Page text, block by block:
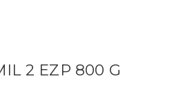
2 EZP 800 G